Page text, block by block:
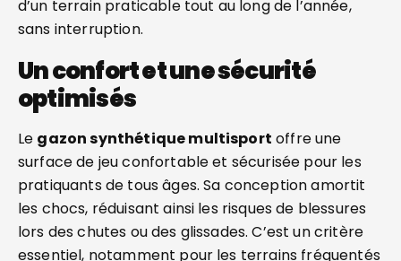
d’un terrain praticable tout au long de l’année,
sans interruption.
Un confort et une sécurité
optimisés
Le gazon synthétique multisport offre une
surface de jeu confortable et sécurisée pour les
pratiquants de tous âges. Sa conception amortit
les chocs, réduisant ainsi les risques de blessures
lors des chutes ou des glissades. C’est un critère
essentiel, notamment pour les terrains fréquentés